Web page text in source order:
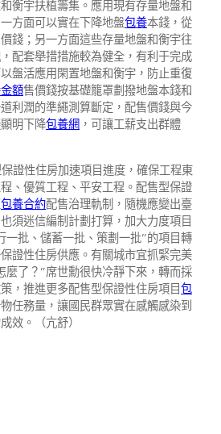
衡宇扶植籌集。應用現有存量地盤和
方面可以實在下降地盤包養本錢，從
錢；另一方面這些存量地盤和衡宇往
配套舉措措施較為健全，有利于完成
盤活應用閑置地盤和衡宇，防止重復
額售價錢按基礎籠罩劃撥地盤本錢和
利潤的準繩測算斷定，配售價錢與今
明下降包養網 ，可讓工薪支出群體
證性住房加速項目進度，確保工程東
、優質工程、平安工程。配售型保證
包養合約配售治理軌制，隨機應變出臺
須迷信編制計劃打算，加大力度項目
一批、儲蓄一批、策劃一批”的項目轉
證性住房供應。有關城市宜抓緊完美
麼了？”席世勳很快冷靜下來，轉而採
，推進更多配售型保證性住房項目包
任務量，讓國民群眾實在感觸感染到
效。（亢舒）